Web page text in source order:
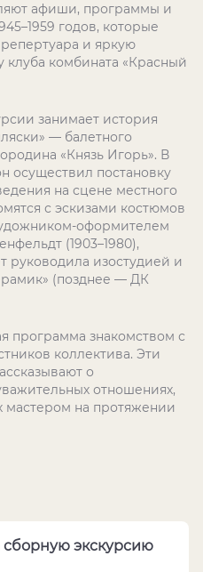
афиши, программы и
годов, которые
и яркую
клуба комбината «Красный
занимает история
— балетного
«Князь Игорь». В
осуществил постановку
на сцене местного
с эскизами костюмов
оформителем
(1903–1980),
руководила изостудией и
(позднее — ДК
программа знакомством с
коллектива. Эти
о
отношениях,
мастером на протяжении
сборную экскурсию